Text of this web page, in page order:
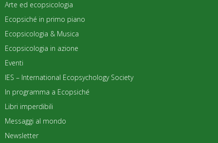
Arte ed ecopsicologia
Ecopsiché in primo piano
Ecopsicologia & Musica
Ecopsicologia in azione
Eventi
IES – International Ecopsychology Society
In programma a Ecopsiché
Libri imperdibili
Messaggi al mondo
Newsletter